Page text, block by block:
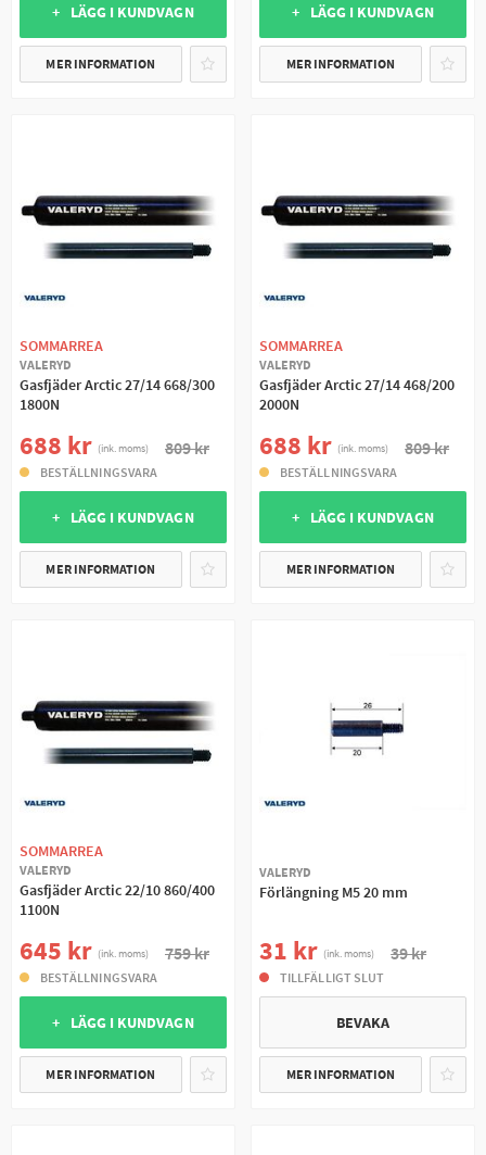
+ LÄGG I KUNDVAGN
MER INFORMATION
+ LÄGG I KUNDVAGN
MER INFORMATION
SOMMARREA
VALERYD
Gasfjäder Arctic 27/14 668/300
1800N
688 kr (ink. moms) 809 kr
BESTÄLLNINGSVARA
+ LÄGG I KUNDVAGN
MER INFORMATION
SOMMARREA
VALERYD
Gasfjäder Arctic 27/14 468/200
2000N
688 kr (ink. moms) 809 kr
BESTÄLLNINGSVARA
+ LÄGG I KUNDVAGN
MER INFORMATION
SOMMARREA
VALERYD
Gasfjäder Arctic 22/10 860/400
1100N
645 kr (ink. moms) 759 kr
BESTÄLLNINGSVARA
+ LÄGG I KUNDVAGN
MER INFORMATION
VALERYD
Förlängning M5 20 mm
31 kr (ink. moms) 39 kr
TILLFÄLLIGT SLUT
BEVAKA
MER INFORMATION